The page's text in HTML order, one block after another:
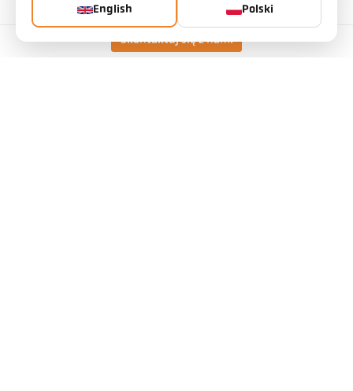
Skontaktuj się z nami
Urządzenie celownicze
Przezroczysty daszek
English Polski